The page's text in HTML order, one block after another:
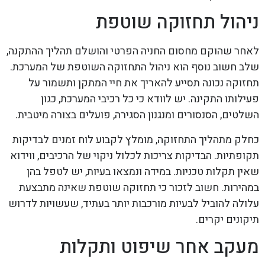
ניהול תחזוקה שוטפת
לאחר שהוקם מחסום החניה הפרטי והושלם תהליך ההתקנה,
שלב חשוב נוסף הוא ניהול התחזוקה השוטפת של המערכת.
תחזוקה נכונה תסייע להאריך את חיי המתקן ותשמור על
פעילותו התקינה. יש לוודא כי כל רכיבי המערכת, כגון
השלטים, הסנסורים ומנגנון הסגירה, פועלים בצורה מיטבית.
כחלק מתהליך התחזוקה, מומלץ לקבוע לוח זמנים לבדיקות
תקופתיות. הבדיקות צריכות לכלול ניקוי של הרכיבים, ווידוא
שאין תקלות טכניות. במידה ונמצאו בעיות, יש לטפל בהן
במהירות. חשוב לזכור כי תחזוקה שוטפת שאינה מתבצעת
עלולה להוביל לבעיות מורכבות יותר בעתיד, שעשויות לדרוש
תיקונים יקרים.
מעקב אחר שיפוט ותקלות